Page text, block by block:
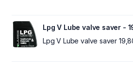
Lpg V Lube valve saver -
Lpg V Lube valve saver